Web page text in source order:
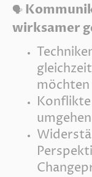
🗣️
wirksamer
möchten